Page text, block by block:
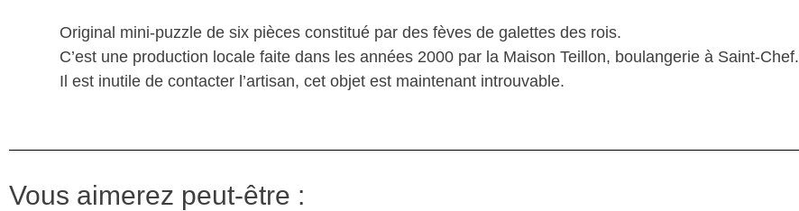
Original mini-puzzle de six pièces constitué par des fèves de galettes des rois.
C’est une production locale faite dans les années 2000 par la Maison Teillon, boulangerie à Saint-Chef.
Il est inutile de contacter l’artisan, cet objet est maintenant introuvable.
Vous aimerez peut-être :